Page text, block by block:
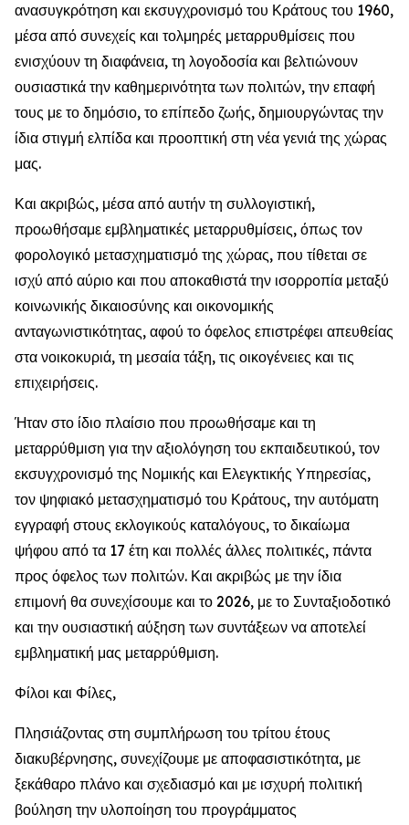
ανασυγκρότηση και εκσυγχρονισμό του Κράτους του 1960,
μέσα από συνεχείς και τολμηρές μεταρρυθμίσεις που
ενισχύουν τη διαφάνεια, τη λογοδοσία και βελτιώνουν
ουσιαστικά την καθημερινότητα των πολιτών, την επαφή
τους με το δημόσιο, το επίπεδο ζωής, δημιουργώντας την
ίδια στιγμή ελπίδα και προοπτική στη νέα γενιά της χώρας
μας.
Και ακριβώς, μέσα από αυτήν τη συλλογιστική,
προωθήσαμε εμβληματικές μεταρρυθμίσεις, όπως τον
φορολογικό μετασχηματισμό της χώρας, που τίθεται σε
ισχύ από αύριο και που αποκαθιστά την ισορροπία μεταξύ
κοινωνικής δικαιοσύνης και οικονομικής
ανταγωνιστικότητας, αφού το όφελος επιστρέφει απευθείας
στα νοικοκυριά, τη μεσαία τάξη, τις οικογένειες και τις
επιχειρήσεις.
Ήταν στο ίδιο πλαίσιο που προωθήσαμε και τη
μεταρρύθμιση για την αξιολόγηση του εκπαιδευτικού, τον
εκσυγχρονισμό της Νομικής και Ελεγκτικής Υπηρεσίας,
τον ψηφιακό μετασχηματισμό του Κράτους, την αυτόματη
εγγραφή στους εκλογικούς καταλόγους, το δικαίωμα
ψήφου από τα 17 έτη και πολλές άλλες πολιτικές, πάντα
προς όφελος των πολιτών. Και ακριβώς με την ίδια
επιμονή θα συνεχίσουμε και το 2026, με το Συνταξιοδοτικό
και την ουσιαστική αύξηση των συντάξεων να αποτελεί
εμβληματική μας μεταρρύθμιση.
Φίλοι και Φίλες,
Πλησιάζοντας στη συμπλήρωση του τρίτου έτους
διακυβέρνησης, συνεχίζουμε με αποφασιστικότητα, με
ξεκάθαρο πλάνο και σχεδιασμό και με ισχυρή πολιτική
βούληση την υλοποίηση του προγράμματος